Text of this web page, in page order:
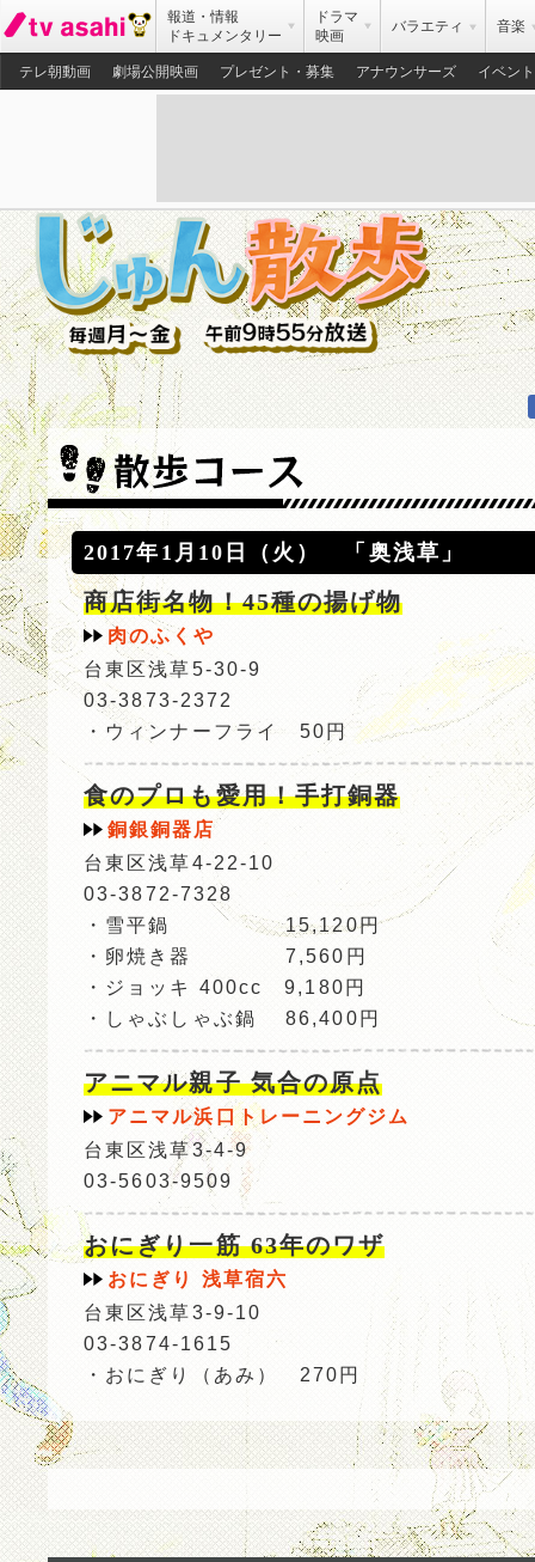
報道・情報
ドキュメンタリー
ドラマ
映画
バラエティ 音楽
テレ朝動画 劇場公開映画 プレゼント・募集 アナウンサーズ イベント
2017年1月10日（火） 「奥浅草」
商店街名物！45種の揚げ物
肉のふくや
台東区浅草5-30-9
03-3873-2372
・ウィンナーフライ 50円
食のプロも愛用！手打銅器
銅銀銅器店
台東区浅草4-22-10
03-3872-7328
・雪平鍋 15,120円
・卵焼き器 7,560円
・ジョッキ 400cc 9,180円
・しゃぶしゃぶ鍋 86,400円
アニマル親子 気合の原点
アニマル浜口トレーニングジム
台東区浅草3-4-9
03-5603-9509
おにぎり一筋 63年のワザ
おにぎり 浅草宿六
台東区浅草3-9-10
03-3874-1615
・おにぎり（あみ） 270円